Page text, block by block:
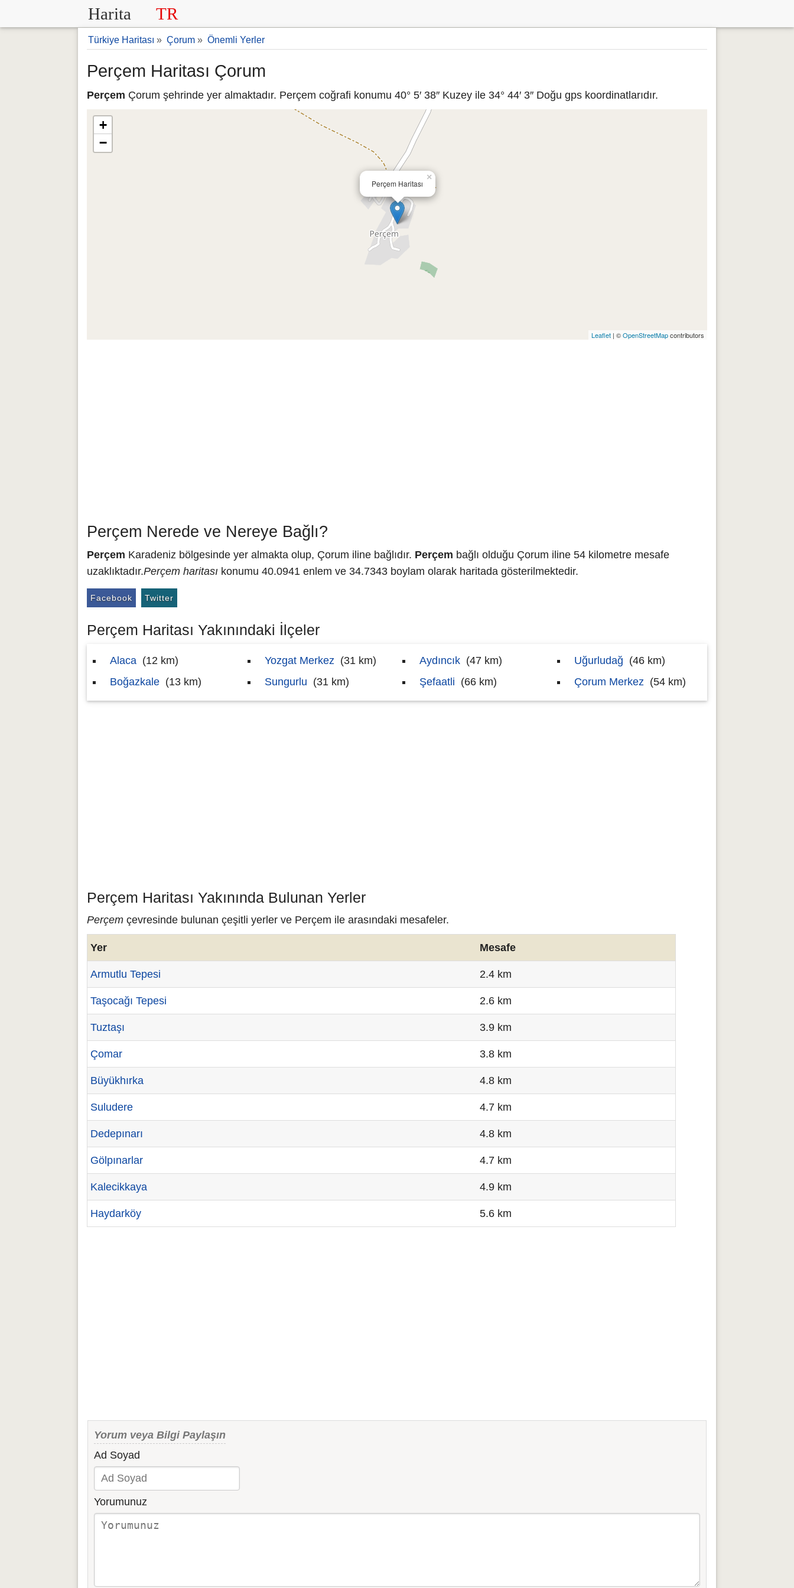
Harita TR
Türkiye Haritası » Çorum » Önemli Yerler
Perçem Haritası Çorum
Perçem Çorum şehrinde yer almaktadır. Perçem coğrafi konumu 40° 5′ 38″ Kuzey ile 34° 44′ 3″ Doğu gps koordinatlarıdır.
Perçem Haritası
×
+
−
Leaflet | ©OpenStreetMapcontributors
Perçem Nerede ve Nereye Bağlı?
Perçem Karadeniz bölgesinde yer almakta olup, Çorum iline bağlıdır. Perçem bağlı olduğu Çorum iline 54 kilometre mesafe
uzaklıktadır.Perçem haritası konumu 40.0941 enlem ve 34.7343 boylam olarak haritada gösterilmektedir.
Facebook Twitter
Perçem Haritası Yakınındaki İlçeler
Alaca (12 km)
Boğazkale (13 km)
Yozgat Merkez (31 km)
Sungurlu (31 km)
Aydıncık (47 km)
Şefaatli (66 km)
Uğurludağ (46 km)
Çorum Merkez (54 km)
Perçem Haritası Yakınında Bulunan Yerler
Perçem çevresinde bulunan çeşitli yerler ve Perçem ile arasındaki mesafeler.
Yer Mesafe
Armutlu Tepesi 2.4 km
Taşocağı Tepesi 2.6 km
Tuztaşı 3.9 km
Çomar 3.8 km
Büyükhırka 4.8 km
Suludere 4.7 km
Dedepınarı 4.8 km
Gölpınarlar 4.7 km
Kalecikkaya 4.9 km
Haydarköy 5.6 km
Yorum veya Bilgi Paylaşın
Ad Soyad
Yorumunuz